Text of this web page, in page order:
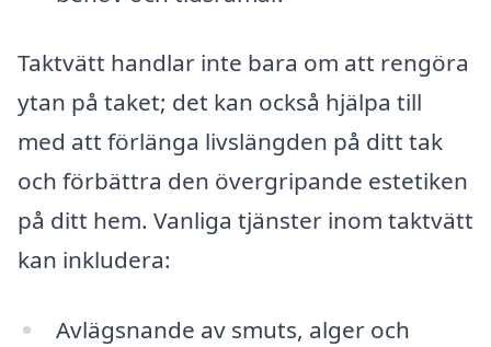
Taktvätt handlar inte bara om att rengöra
ytan på taket; det kan också hjälpa till
med att förlänga livslängden på ditt tak
och förbättra den övergripande estetiken
på ditt hem. Vanliga tjänster inom taktvätt
kan inkludera:
Avlägsnande av smuts, alger och